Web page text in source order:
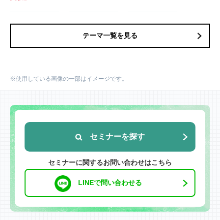
テーマ一覧を見る
※使用している画像の一部はイメージです。
セミナーを探す
セミナーに関するお問い合わせはこちら
LINEで問い合わせる